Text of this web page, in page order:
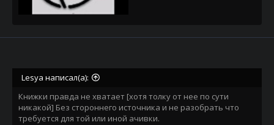
Lesya написал(а):
Книжки правда не хватает [хотя толку от нее по сути
никакой] Без стороннего источника и не разобрать что
требуется для той или иной ачивки.